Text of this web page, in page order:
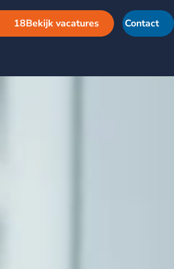
18Bekijk vacatures Contact